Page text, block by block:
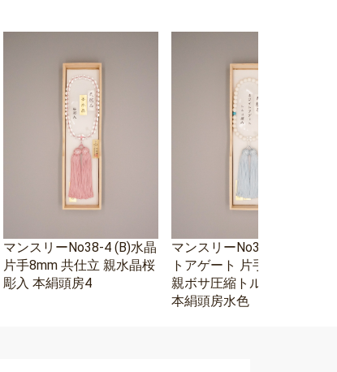
マンスリーNo38-4 (B)水晶
片手8mm 共仕立 親水晶桜
彫入 本絹頭房4
マンスリーNo38-3 ホワイ
トアゲート 片手8mm 水晶
親ボサ圧縮トルコ石二天
本絹頭房水色